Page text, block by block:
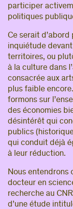
participer
politiques
Ce serait
inquiétude
territoires, ou
à la culture dans
consacrée aux
plus faible
formons sur
des économies
désintérêt qui
publics
qui conduit déjà
à leur réduction.
Nous entendrons
docteur en
recherche au
d’une étude